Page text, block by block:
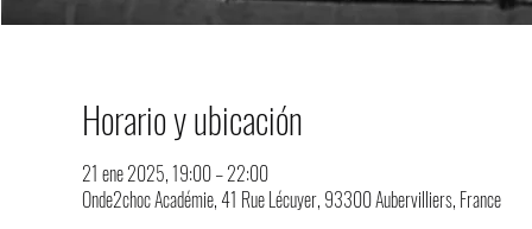
Horario y ubicación
21 ene 2025, 19:00 – 22:00
Onde2choc Académie, 41 Rue Lécuyer, 93300 Aubervilliers, France